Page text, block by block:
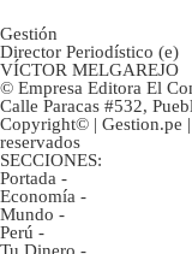
Gestión
Director Periodístico (e)
VÍCTOR MELGAREJO
© Empresa Editora El
Calle Paracas #532,
Copyright© | Gestion.pe
reservados
SECCIONES:
Portada -
Economía -
Mundo -
Perú -